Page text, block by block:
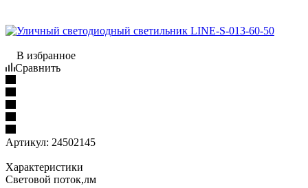
В избранное
Сравнить
Артикул: 24502145
Характеристики
Световой поток,лм